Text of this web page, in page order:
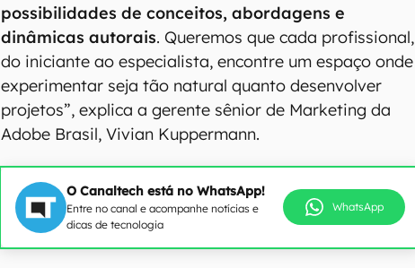
possibilidades de conceitos, abordagens e
dinâmicas autorais. Queremos que cada profissional,
do iniciante ao especialista, encontre um espaço onde
experimentar seja tão natural quanto desenvolver
projetos”, explica a gerente sênior de Marketing da
Adobe Brasil, Vivian Kuppermann.
O Canaltech está no WhatsApp!
Entre no canal e acompanhe notícias e
dicas de tecnologia
WhatsApp